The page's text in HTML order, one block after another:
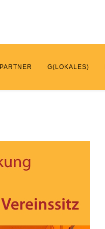
PARTNER G(LOKALES)